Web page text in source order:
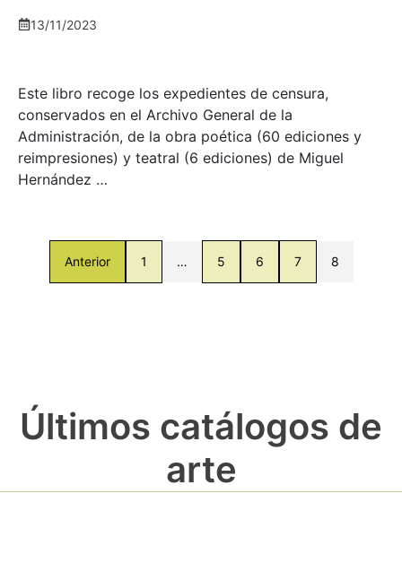
13/11/2023
Este libro recoge los expedientes de censura,
conservados en el Archivo General de la
Administración, de la obra poética (60 ediciones y
reimpresiones) y teatral (6 ediciones) de Miguel
Hernández …
Anterior 1 … 5 6 7 8
Últimos catálogos de
arte